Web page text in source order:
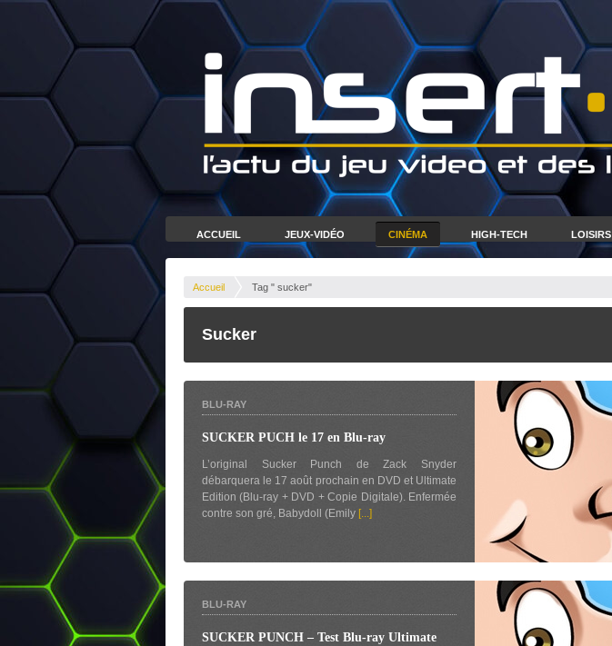
ACCUEIL JEUX-VIDÉO CINÉMA HIGH-TECH LOISIRS
Accueil Tag " sucker"
Sucker
BLU-RAY
SUCKER PUCH le 17 en Blu-ray
L’original Sucker Punch de Zack Snyder
débarquera le 17 août prochain en DVD et Ultimate
Edition (Blu-ray + DVD + Copie Digitale). Enfermée
contre son gré, Babydoll (Emily [...]
BLU-RAY
SUCKER PUNCH – Test Blu-ray Ultimate